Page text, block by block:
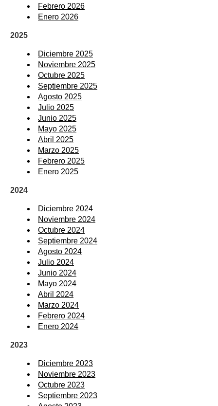
Febrero 2026
Enero 2026
2025
Diciembre 2025
Noviembre 2025
Octubre 2025
Septiembre 2025
Agosto 2025
Julio 2025
Junio 2025
Mayo 2025
Abril 2025
Marzo 2025
Febrero 2025
Enero 2025
2024
Diciembre 2024
Noviembre 2024
Octubre 2024
Septiembre 2024
Agosto 2024
Julio 2024
Junio 2024
Mayo 2024
Abril 2024
Marzo 2024
Febrero 2024
Enero 2024
2023
Diciembre 2023
Noviembre 2023
Octubre 2023
Septiembre 2023